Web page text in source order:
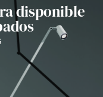
disponible